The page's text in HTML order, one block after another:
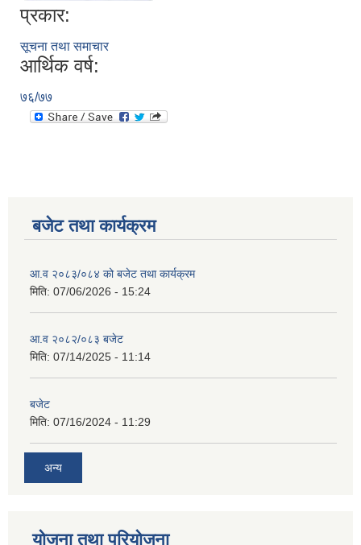
प्रकार:
सूचना तथा समाचार
आर्थिक वर्ष:
७६/७७
बजेट तथा कार्यक्रम
आ.व २०८३/०८४ को बजेट तथा कार्यक्रम
मिति: 07/06/2026 - 15:24
आ.व २०८२/०८३ बजेट
मिति: 07/14/2025 - 11:14
बजेट
मिति: 07/16/2024 - 11:29
अन्य
योजना तथा परियोजना